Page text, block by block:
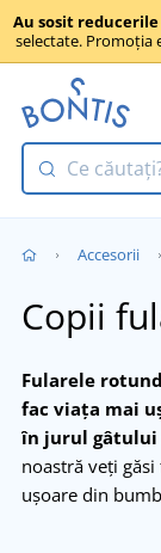
Au sosit
selectate. Promoția
Accesorii
Copii
Fularele
fac viața mai
în jurul gâtului
noastră veți
ușoare din